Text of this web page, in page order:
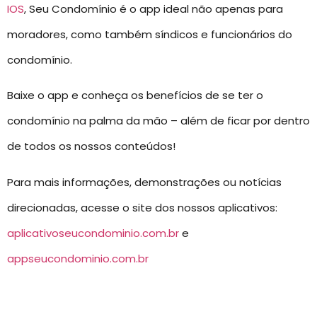
IOS, Seu Condomínio é o app ideal não apenas para
moradores, como também síndicos e funcionários do
condomínio.
Baixe o app e conheça os benefícios de se ter o
condomínio na palma da mão – além de ficar por dentro
de todos os nossos conteúdos!
Para mais informações, demonstrações ou notícias
direcionadas, acesse o site dos nossos aplicativos:
aplicativoseucondominio.com.bre
appseucondominio.com.br